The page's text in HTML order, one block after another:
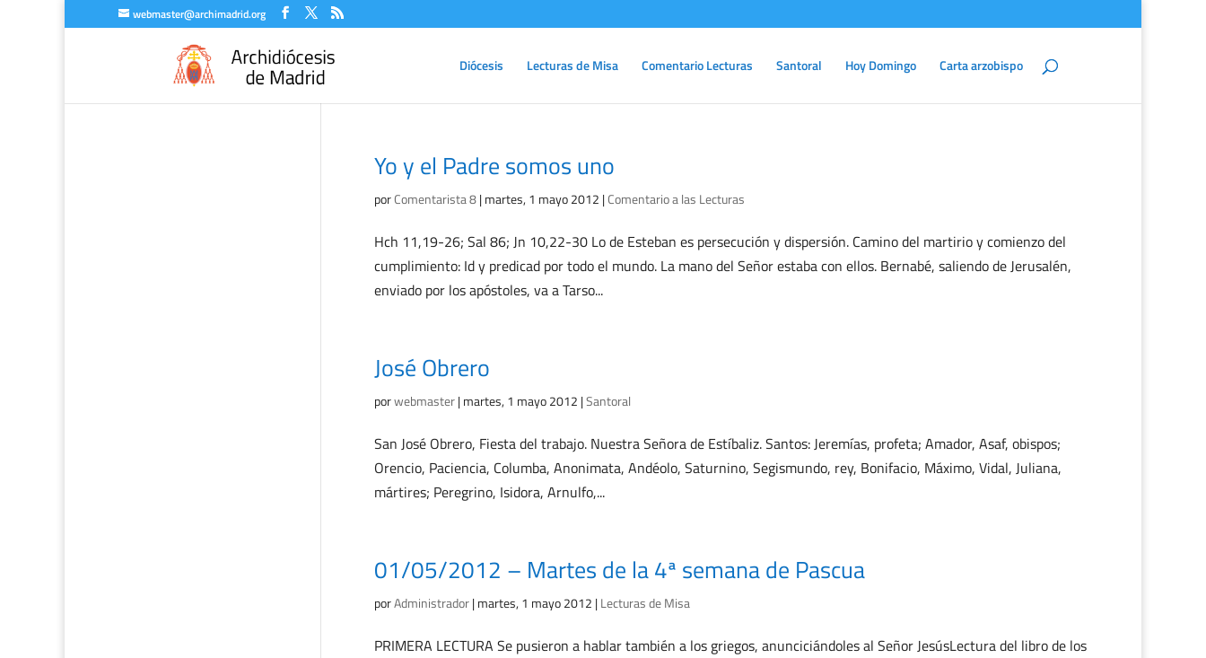
webmaster@archimadrid.org
Diócesis Lecturas de Misa Comentario Lecturas Santoral Hoy Domingo Carta arzobispo
Yo y el Padre somos uno
porComentarista 8|martes, 1 mayo 2012 |Comentario a las Lecturas
Hch 11,19-26; Sal 86; Jn 10,22-30 Lo de Esteban es persecución y dispersión. Camino del martirio y comienzo del
cumplimiento: Id y predicad por todo el mundo. La mano del Señor estaba con ellos. Bernabé, saliendo de Jerusalén,
enviado por los apóstoles, va a Tarso...
José Obrero
porwebmaster|martes, 1 mayo 2012 |Santoral
San José Obrero, Fiesta del trabajo. Nuestra Señora de Estíbaliz. Santos: Jeremías, profeta; Amador, Asaf, obispos;
Orencio, Paciencia, Columba, Anonimata, Andéolo, Saturnino, Segismundo, rey, Bonifacio, Máximo, Vidal, Juliana,
mártires; Peregrino, Isidora, Arnulfo,...
01/05/2012 – Martes de la 4ª semana de Pascua
porAdministrador|martes, 1 mayo 2012 |Lecturas de Misa
PRIMERA LECTURA Se pusieron a hablar también a los griegos, anunciciándoles al Señor JesúsLectura del libro de los